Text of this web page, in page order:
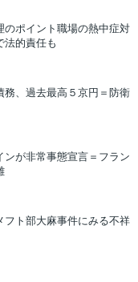
のポイント職場の熱中症対
法的責任も
務、過去最高５京円＝防衛
ンが非常事態宣言＝フラン
フト部大麻事件にみる不祥